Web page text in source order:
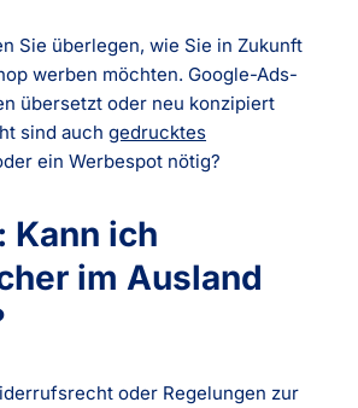
Sie überlegen, wie Sie in Zukunft
werben möchten. Google-Ads-
übersetzt oder neu konzipiert
sind auchgedrucktes
ein Werbespot nötig?
Kann ich
im Ausland
oder Regelungen zur